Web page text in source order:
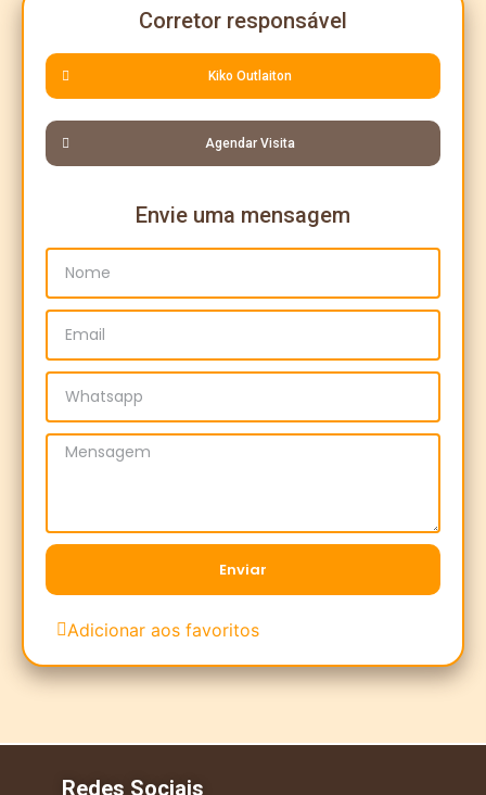
Corretor responsável
Kiko Outlaiton
Agendar Visita
Envie uma mensagem
Enviar
Adicionar aos favoritos
Redes Sociais